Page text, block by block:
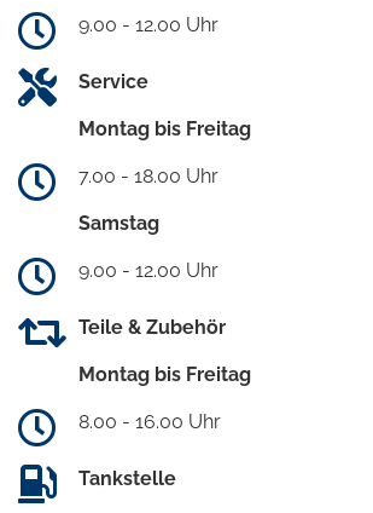
9.00 - 12.00 Uhr
Service
Montag bis Freitag
7.00 - 18.00 Uhr
Samstag
9.00 - 12.00 Uhr
Teile & Zubehör
Montag bis Freitag
8.00 - 16.00 Uhr
Tankstelle